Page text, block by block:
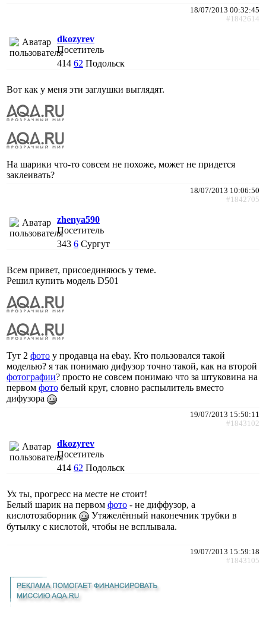
18/07/2013 00:32:45
#1842614
dkozyrev
Посетитель
414 62 Подольск
Вот как у меня эти заглушки выглядят.
На шарики что-то совсем не похоже, может не придется
заклеивать?
18/07/2013 10:06:50
#1842705
zhenya590
Посетитель
343 6 Сургут
Всем привет, присоединяюсь у теме.
Решил купить модель D501
Тут 2 фото у продавца на ebay. Кто пользовался такой
моделью? я так понимаю дифузор точно такой, как на второй
фотографии? просто не совсем понимаю что за штуковина на
первом фото белый круг, словно распылитель вместо
дифузора
19/07/2013 15:50:11
#1843102
dkozyrev
Посетитель
414 62 Подольск
Ух ты, прогресс на месте не стоит!
Белый шарик на первом фото - не диффузор, а
кислотозаборник
Утяжелённый наконечник трубки в
бутылку с кислотой, чтобы не всплывала.
19/07/2013 15:59:18
#1843105